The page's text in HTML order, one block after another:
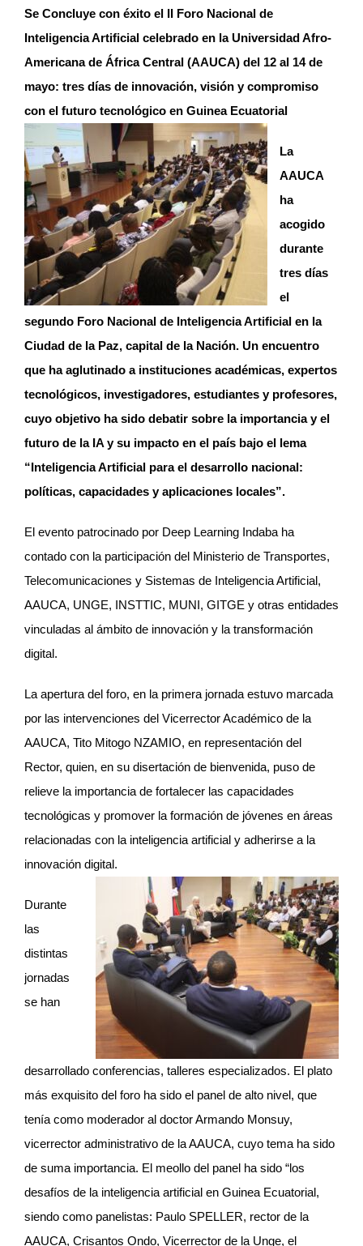
Se Concluye con éxito el II Foro Nacional de
Inteligencia Artificial celebrado en la Universidad Afro-
Americana de África Central (AAUCA) del 12 al 14 de
mayo: tres días de innovación, visión y compromiso
con el futuro tecnológico en Guinea Ecuatorial
La
AAUCA
ha
acogido
durante
tres días
el
segundo Foro Nacional de Inteligencia Artificial en la
Ciudad de la Paz, capital de la Nación. Un encuentro
que ha aglutinado a instituciones académicas, expertos
tecnológicos, investigadores, estudiantes y profesores,
cuyo objetivo ha sido debatir sobre la importancia y el
futuro de la IA y su impacto en el país bajo el lema
“Inteligencia Artificial para el desarrollo nacional:
políticas, capacidades y aplicaciones locales”.
El evento patrocinado por Deep Learning Indaba ha
contado con la participación del Ministerio de Transportes,
Telecomunicaciones y Sistemas de Inteligencia Artificial,
AAUCA, UNGE, INSTTIC, MUNI, GITGE y otras entidades
vinculadas al ámbito de innovación y la transformación
digital.
La apertura del foro, en la primera jornada estuvo marcada
por las intervenciones del Vicerrector Académico de la
AAUCA, Tito Mitogo NZAMIO, en representación del
Rector, quien, en su disertación de bienvenida, puso de
relieve la importancia de fortalecer las capacidades
tecnológicas y promover la formación de jóvenes en áreas
relacionadas con la inteligencia artificial y adherirse a la
innovación digital.
Durante
las
distintas
jornadas
se han
desarrollado conferencias, talleres especializados. El plato
más exquisito del foro ha sido el panel de alto nivel, que
tenía como moderador al doctor Armando Monsuy,
vicerrector administrativo de la AAUCA, cuyo tema ha sido
de suma importancia. El meollo del panel ha sido “los
desafíos de la inteligencia artificial en Guinea Ecuatorial,
siendo como panelistas: Paulo SPELLER, rector de la
AAUCA, Crisantos Ondo, Vicerrector de la Unge, el